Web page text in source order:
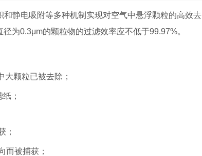
静电吸附等多种机制实现对空气中悬浮颗粒的高效去
为0.3μm的颗粒物的过滤效率应不低于99.97%。
大颗粒已被去除；
；
；
而被捕获；